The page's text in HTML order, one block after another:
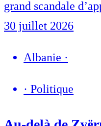
grand scandale
30 juillet 2026
Albanie ·
· Politique